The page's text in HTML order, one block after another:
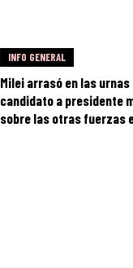
INFO GENERAL
Milei arrasó en las
candidato a presidente
sobre las otras fuerzas